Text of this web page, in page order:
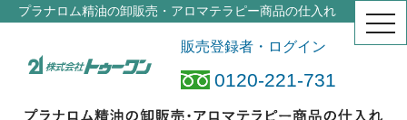
プラナロム精油の卸販売・アロマテラピー商品の仕入れ
販売登録者・ログイン
0120-221-731